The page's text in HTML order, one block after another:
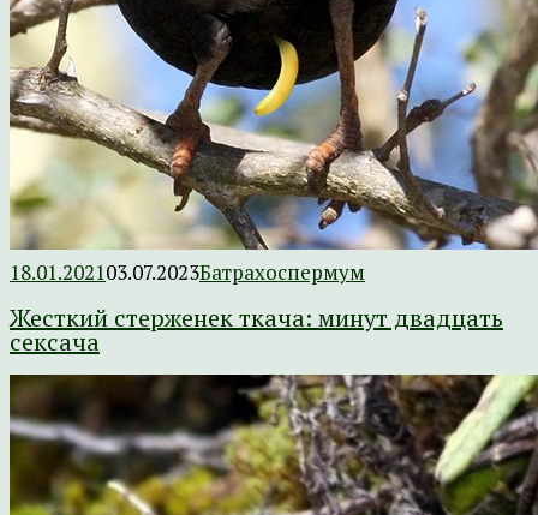
18.01.202103.07.2023Батрахоспермум
Жесткий стерженек ткача: минут двадцать
сексача